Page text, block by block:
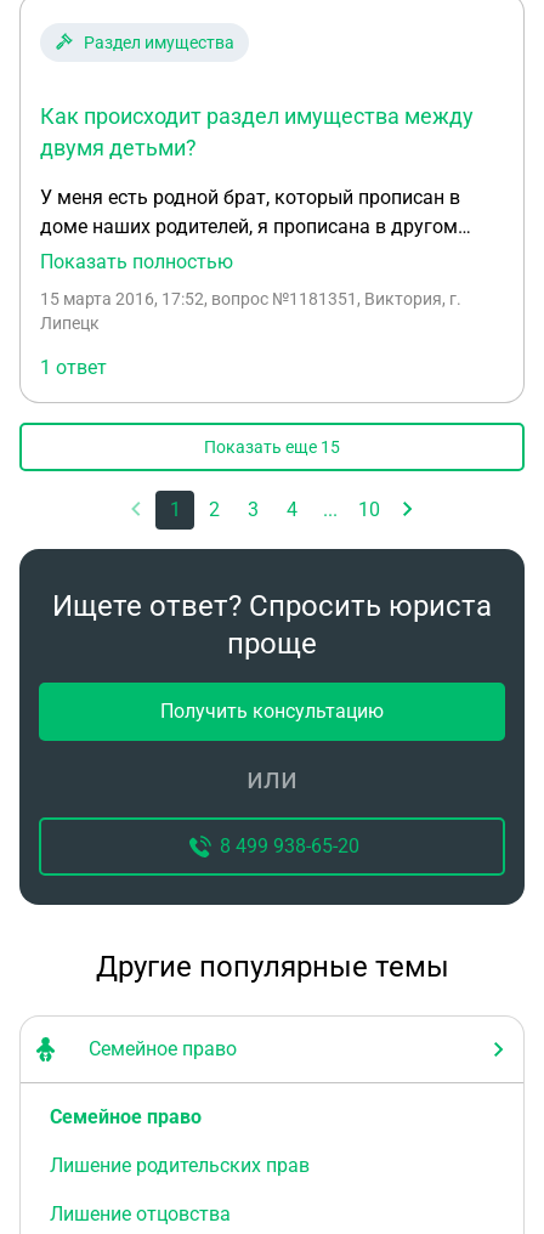
Раздел имущества
Как происходит раздел имущества между
двумя детьми?
У меня есть родной брат, который прописан в
доме наших родителей, я прописана в другом
месте. Как после смерти родителей происходит
выборе конкретной половины дома не
преимущества, если он прописан в доме, а я нет?
Показать полностью
15 марта 2016, 17:52, вопрос №1181351, Виктория, г.
Липецк
1 ответ
Показать еще 15
1 2 3 4 ... 10
Ищете ответ? Спросить юриста
проще
Получить консультацию
или
8 499 938-65-20
Другие популярные темы
Семейное право
Семейное право
Лишение родительских прав
Лишение отцовства